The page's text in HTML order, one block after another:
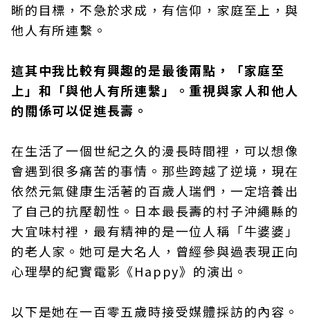
晰的目標，不急於求成，有信仰，家庭至上，與
他人有所連繫。
這其中我比較有興趣的是最後兩點，「家庭至
上」和「與他人有所連繫」。重視與家人和他人
的關係可以促進長壽。
在生活了一個世紀之久的漫長時間裡，可以想像
會遇到很多痛苦的事情。那些跨越了逆境，現在
依然元氣健康生活著的百歲人瑞們，一定培養出
了自己的抗壓韌性。日本最長壽的村子沖繩縣的
大宜味村裡，最有精神的是一位人稱「牛婆婆」
的老人家。她可是大名人，曾經參與過表現正向
心理學的紀實電影《Happy》的演出。
以下是她在一百零五歲時接受媒體採訪的內容。